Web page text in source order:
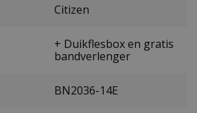
Citizen
+ Duikflesbox en gratis
bandverlenger
BN2036-14E